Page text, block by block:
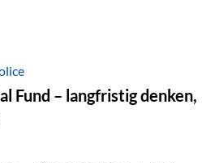
begrenztes Angebot und
gilt, bieten Silber, Platin und
von technologischen
Die Nachfrage entsteht nicht
vor allem durch die Industrie.
Fund – langfristig denken,